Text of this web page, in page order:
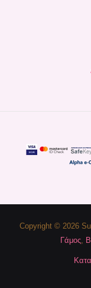
Copyright © 2026
Γάμος,